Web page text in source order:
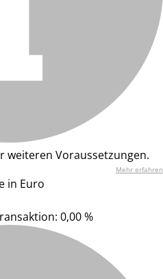
weiteren Voraussetzungen.
Mehr erfahren
in Euro
0,00 %